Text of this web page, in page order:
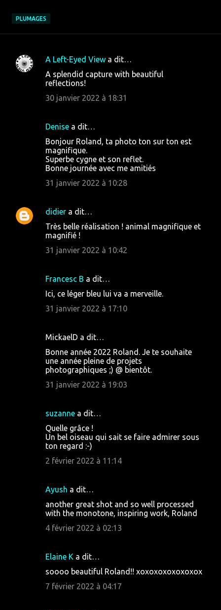
PLUMAGES
C
s
A Left-Eyed View a dit…
A splendid capture with beautiful
reflections!
30 janvier 2022 à 18:31
Denise a dit…
Bonjour Roland, ta photo ton sur ton est
magnifique.
Superbe cygne et son reflet.
Bonne journée avec me amitiés
31 janvier 2022 à 10:28
didier a dit…
Très belle réalisation ! animal magnifique et
magnifié !
31 janvier 2022 à 10:42
Francesc B a dit…
Ici, ce léger bleu lui va a merveille.
31 janvier 2022 à 17:10
MickaelD a dit…
Bonne année 2022 Roland. Je te souhaite
une année pleine de projets
photographiques ;) @ bientôt.
31 janvier 2022 à 19:03
suzanne a dit…
Quelle grâce !
Un bel oiseau qui sait se faire admirer sous
ton regard :-)
2 février 2022 à 11:14
Ayush a dit…
another great shot and so well processed
with the monotone, inspiring work, Roland
4 février 2022 à 02:13
Elaine K a dit…
soooo beautiful Roland!! xoxoxoxoxoxoxox
7 février 2022 à 04:17